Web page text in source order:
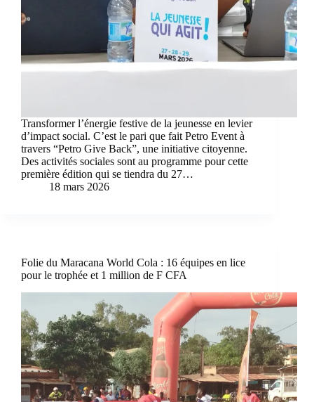
Transformer l’énergie festive de la jeunesse en levier
d’impact social. C’est le pari que fait Petro Event à
travers “Petro Give Back”, une initiative citoyenne.
Des activités sociales sont au programme pour cette
première édition qui se tiendra du 27…
18 mars 2026
Folie du Maracana World Cola : 16 équipes en lice
pour le trophée et 1 million de F CFA